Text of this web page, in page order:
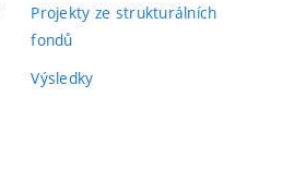
Projekty ze strukturálních
fondů
Výsledky